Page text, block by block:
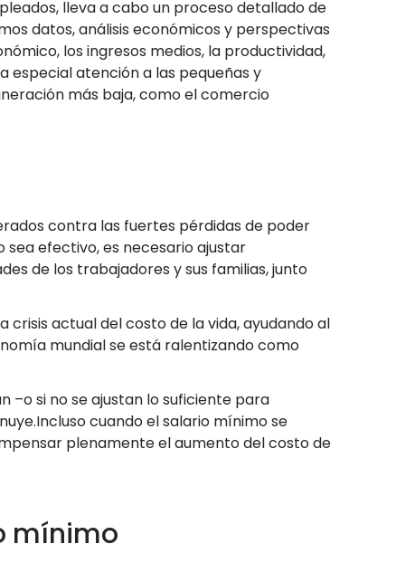
lleva a cabo un proceso detallado de
datos, análisis económicos y perspectivas
los ingresos medios, la productividad,
especial atención a las pequeñas y
más baja, como el comercio
contra las fuertes pérdidas de poder
sea efectivo, es necesario ajustar
de los trabajadores y sus familias, junto
actual del costo de la vida, ayudando al
mundial se está ralentizando como
–o si no se ajustan lo suficiente para
cuando el salario mínimo se
plenamente el aumento del costo de
mínimo